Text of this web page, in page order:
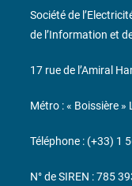
Société de
de l’Information et
17 rue de l’Amiral
Métro : « Boissière »
Téléphone : (+33) 1
N° de SIREN : 785